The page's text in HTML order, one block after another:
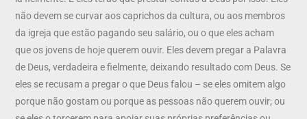
não devem se curvar aos caprichos da cultura, ou aos membros
da igreja que estão pagando seu salário, ou o que eles acham
que os jovens de hoje querem ouvir. Eles devem pregar a Palavra
de Deus, verdadeira e fielmente, deixando resultado com Deus. Se
eles se recusam a pregar o que Deus falou – se eles omitem algo
porque não gostam ou porque as pessoas não querem ouvir; ou